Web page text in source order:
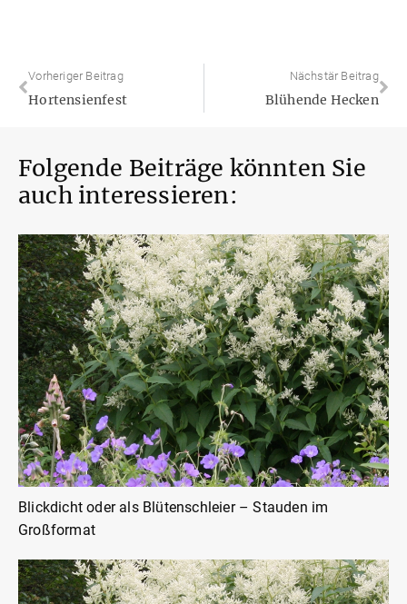
Vorheriger Beitrag
Hortensienfest
Nächstär Beitrag
Blühende Hecken
Folgende Beiträge könnten Sie
auch interessieren:
Blickdicht oder als Blütenschleier – Stauden im
Großformat